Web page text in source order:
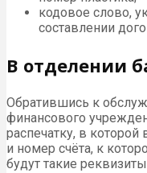
кодовое слово,
составлении
В отделении
Обратившись к
финансового
распечатку, в
и номер счёта, к
будут такие